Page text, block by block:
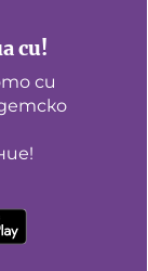
си!
си